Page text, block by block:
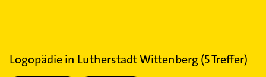
Logopädiein Lutherstadt Wittenberg (5Treffer)